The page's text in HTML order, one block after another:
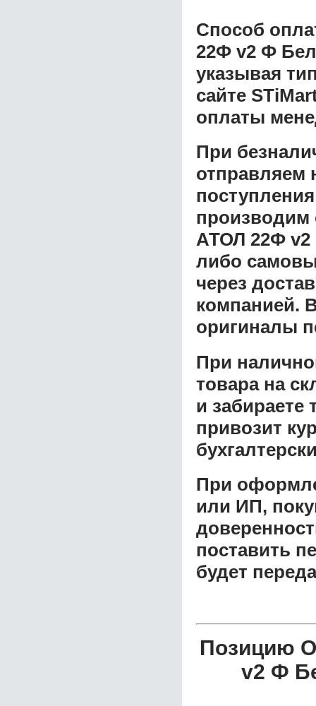
Способ
22Ф v2 Ф
указывая
сайте
оплаты
При
отправляем
производим
АТОЛ 22Ф
либо
через
компанией.
оригиналы
При
товара на
и забираете
привозит
При
или ИП,
поставить
будет
Позицию
v2 Ф